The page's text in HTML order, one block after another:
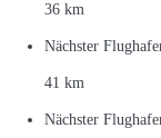
36 km
Nächster
41 km
Nächster